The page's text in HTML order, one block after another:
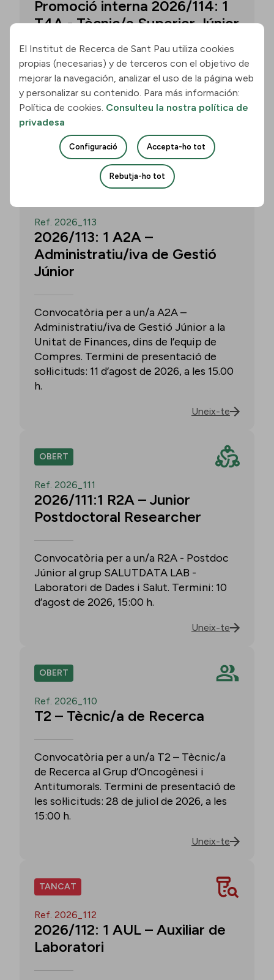
Promoció interna 2026/114: 1
T4A - Tècnic/a Superior Júnior
Convocatòria per a un/a T4A - Tècnic/a
Superior Júnior al grup Neurobiologia de
les Demències - Multilingual Aphasia &
Dementia Research Lab. Termini: 11
d’agost de 2026, 15.00 h.
Uneix-te
Ref. 2026_113
2026/113: 1 A2A –
Administratiu/iva de Gestió
Júnior
Convocatòria per a un/a A2A –
Administratiu/iva de Gestió Júnior a la
Unitat de Finances, dins de l’equip de
Compres. Termini de presentació de
sol·licituds: 11 d’agost de 2026, a les 15.00
h.
Uneix-te
OBERT
Ref. 2026_111
2026/111:1 R2A – Junior
Postdoctoral Researcher
Convocatòria per a un/a R2A - Postdoc
Júnior al grup SALUTDATA LAB -
Laboratori de Dades i Salut. Termini: 10
d’agost de 2026, 15:00 h.
Uneix-te
OBERT
Ref. 2026_110
T2 – Tècnic/a de Recerca
Convocatòria per a un/a T2 – Tècnic/a
de Recerca al Grup d’Oncogènesi i
Antitumorals. Termini de presentació de
les sol·licituds: 28 de juliol de 2026, a les
15:00 h.
Uneix-te
TANCAT
Ref. 2026_112
2026/112: 1 AUL – Auxiliar de
Laboratori
El Institut de Recerca de Sant Pau utiliza cookies
propias (necesarias) y de terceros con el objetivo de
mejorar la navegación, analizar el uso de la página web
y personalizar su contenido. Para más información:
Política de cookies. Consulteu la nostra política de
privadesa
Configuració Accepta-ho tot
Rebutja-ho tot